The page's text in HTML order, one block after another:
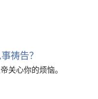
祷告？
关心你的烦恼。